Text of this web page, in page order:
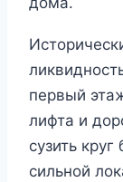
первый
лифта и
сузить
сильной